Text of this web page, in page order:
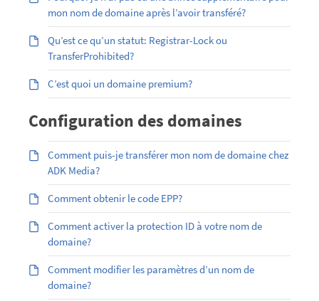
mon nom de domaine après l’avoir transféré?
Qu’est ce qu’un statut: Registrar-Lock ou
TransferProhibited?
C’est quoi un domaine premium?
Configuration des domaines
Comment puis-je transférer mon nom de domaine chez
ADK Media?
Comment obtenir le code EPP?
Comment activer la protection ID à votre nom de
domaine?
Comment modifier les paramètres d’un nom de
domaine?